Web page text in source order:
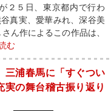
２５日、東京都内で行わ
真実、愛華みれ、深谷美
ん作によるこの作品は、
む
三浦春馬に「すぐつい
の舞台稽古振り返り